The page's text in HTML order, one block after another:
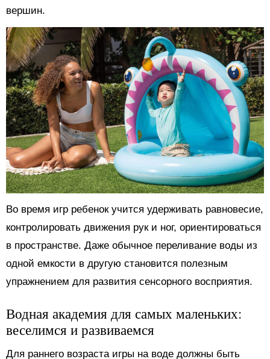
вершин.
Во время игр ребенок учится удерживать равновесие,
контролировать движения рук и ног, ориентироваться
в пространстве. Даже обычное переливание воды из
одной емкости в другую становится полезным
упражнением для развития сенсорного восприятия.
Водная академия для самых маленьких:
веселимся и развиваемся
Для раннего возраста игры на воде должны быть